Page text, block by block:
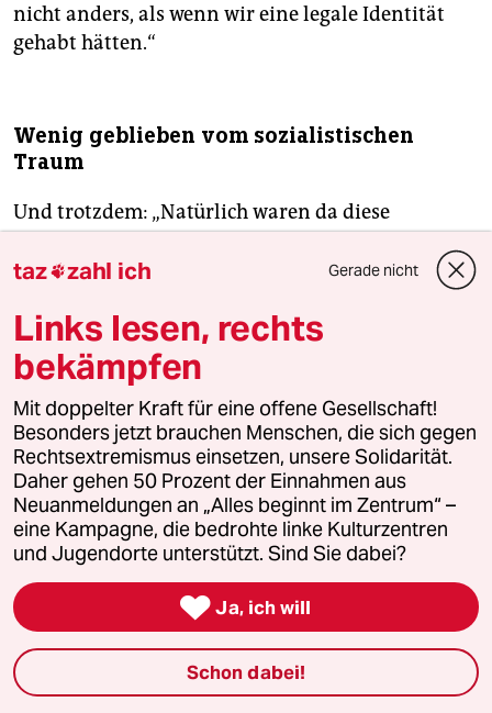
nicht anders, als wenn wir eine legale Identität
gehabt hätten.“
Wenig geblieben vom sozialistischen
Traum
Und trotzdem: „Natürlich waren da diese
oder Neujahr, an denen man alleine in einer
gibt immer Menschen, bei denen sie
vorübergehend wohnen können, die ihnen Arbeit
verschaffen, mit Geld aushelfen oder ein
Bankkonto für sie eröffnen.
Die Zeiten, in denen sie von einem Land zum
nächsten zogen, sind heute vorbei. Hugo Chávez
und die Hoffnung auf einen Sozialismus des 21.
Jahrhunderts haben alle drei vor rund zehn Jahren
nach Venezuela gelockt. Bis vor Kurzem arbeitete
Bernhard Heidbreder hier in einer Druckerei und
Thomas Walter in einem Kollektiv, das ein
Internetcafé betreibt.
taz zahl ich Gerade nicht
Links lesen, rechts
bekämpfen
Mit doppelter Kraft für eine offene Gesellschaft!
Besonders jetzt brauchen Menschen, die sich gegen
Rechtsextremismus einsetzen, unsere Solidarität.
Daher gehen 50 Prozent der Einnahmen aus
Neuanmeldungen an „Alles beginnt im Zentrum“ –
eine Kampagne, die bedrohte linke Kulturzentren
und Jugendorte unterstützt. Sind Sie dabei?
 Ja, ich will
Schon dabei!